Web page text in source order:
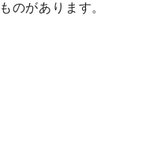
のがあります。